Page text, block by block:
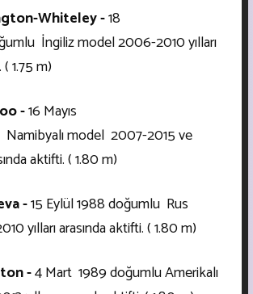
Whiteley -18
İngiliz model2006-2010 yılları
1.75 m)
-16 Mayıs
model 2007-2015 ve
aktifti. ( 1.80 m)
-15 Eylül 1988 doğumlu Rus
yılları arasında aktifti. ( 1.80 m)
-4 Mart 1989 doğumlu Amerikalı